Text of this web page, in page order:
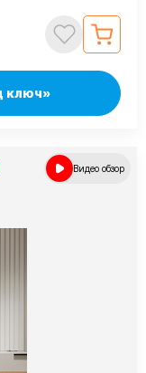
ключ»
Видео обзор